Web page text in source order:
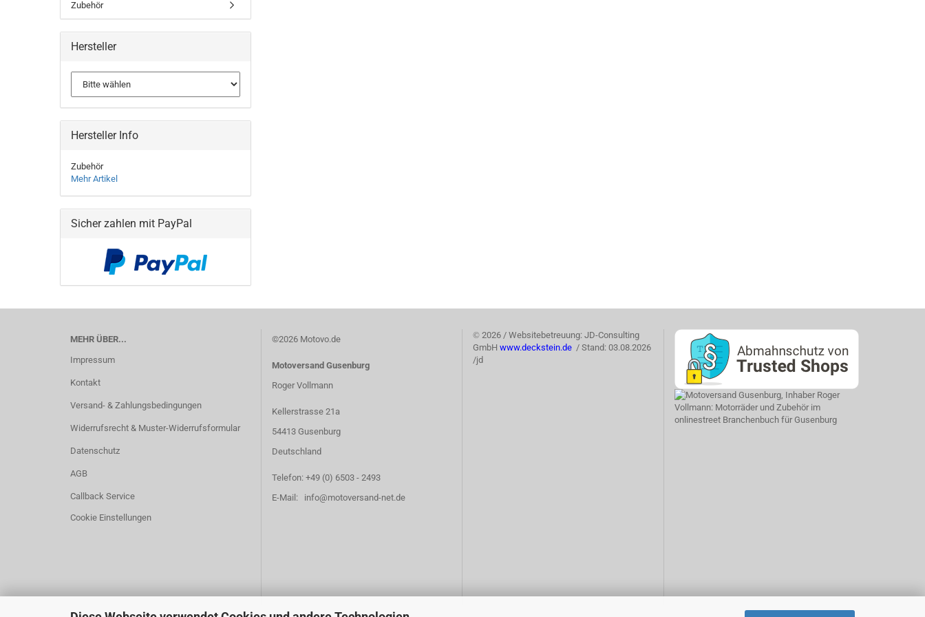
Zubehör
Hersteller
Hersteller Info
Zubehör
Mehr Artikel
Sicher zahlen mit PayPal
MEHR ÜBER...
Impressum
Kontakt
Versand- & Zahlungsbedingungen
Widerrufsrecht & Muster-Widerrufsformular
Datenschutz
AGB
Callback Service
Cookie Einstellungen
©2026 Motovo.de
Motoversand Gusenburg
Roger Vollmann
Kellerstrasse 21a
54413 Gusenburg
Deutschland
Telefon: +49 (0) 6503 - 2493
E-Mail: info@motoversand-net.de
© 2026 / Websitebetreuung: JD-Consulting
GmbH www.deckstein.de / Stand: 03.08.2026
/jd